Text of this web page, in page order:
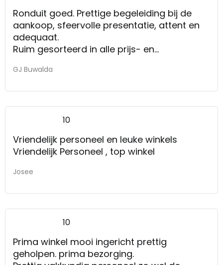
Ronduit goed. Prettige begeleiding bij de
aankoop, sfeervolle presentatie, attent en
adequaat.
Ruim gesorteerd in alle prijs- en
GJ Buwalda
10
Vriendelijk personeel en leuke winkels
Vriendelijk Personeel , top winkel
Josee
10
Prima winkel mooi ingericht prettig
geholpen. prima bezorging.